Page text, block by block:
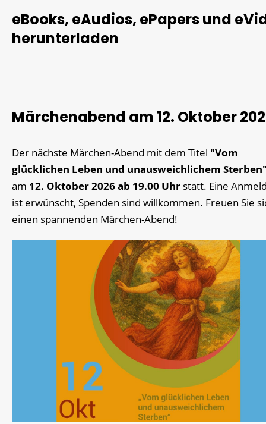
eBooks, eAudios, ePapers und
herunterladen
Märchenabend am 12. Oktober
Der nächste Märchen-Abend mit dem Titel "Vom
glücklichen Leben und unausweichlichem
am 12. Oktober 2026ab 19.00 Uhr statt. Eine
ist erwünscht, Spenden sind willkommen. Freuen Sie
einen spannenden Märchen-Abend!